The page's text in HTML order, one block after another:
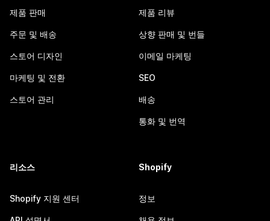
제품 판매
주문 및 배송
스토어 디자인
마케팅 및 전환
스토어 관리
제품 리뷰
상향 판매 및 번들
이메일 마케팅
SEO
배송
통화 및 번역
리소스
Shopify 지원 센터
Shopify
정보